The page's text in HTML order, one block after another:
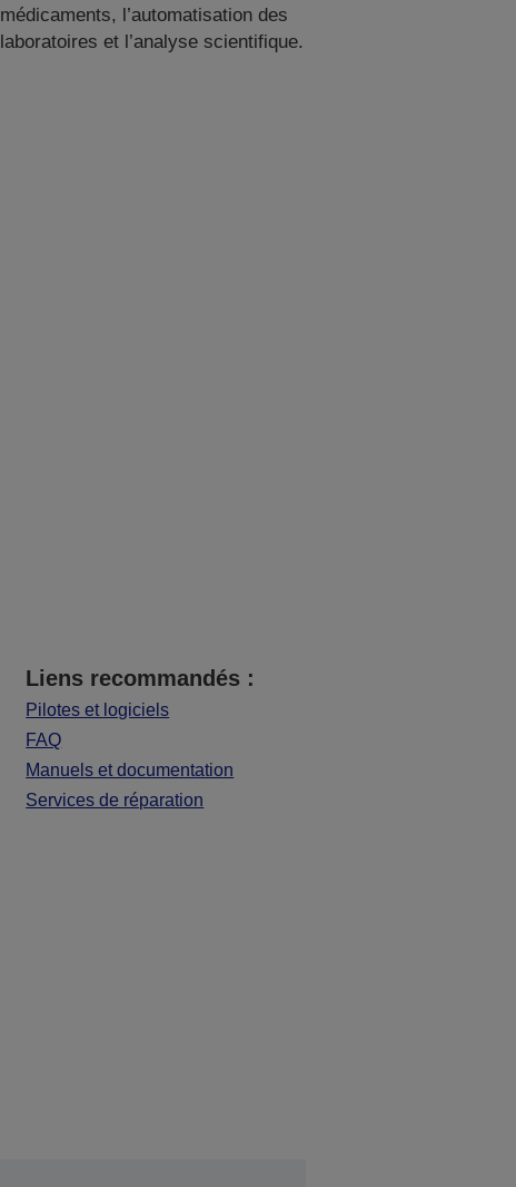
médicaments, l’automatisation des
laboratoires et l’analyse scientifique.
Liens recommandés :
Pilotes et logiciels
FAQ
Manuels et documentation
Services de réparation